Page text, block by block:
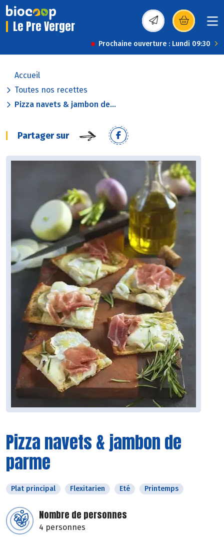
Le Pre Verger (s’ouvre dans une
Prochaine ouverture : Lundi 09:30
Accueil
Toutes nos recettes
Pizza navets & jambon de...
Partager sur
Pizza navets & jambon de
parme
Plat principal Flexitarien Eté Printemps
Nombre de personnes
4 personnes